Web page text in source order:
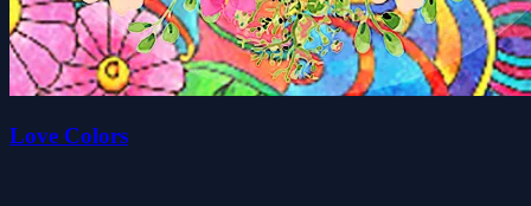
Love Colors